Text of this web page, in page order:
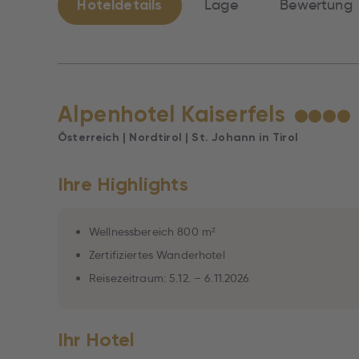
Hoteldetails Lage Bewertung
Alpenhotel Kaiserfels ★★★★
Österreich | Nordtirol | St. Johann in Tirol
Ihre Highlights
Wellnessbereich 800 m²
Zertifiziertes Wanderhotel
Reisezeitraum: 5.12. – 6.11.2026
Ihr Hotel